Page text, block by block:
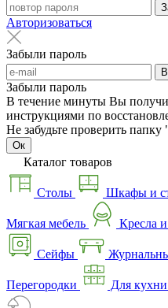
Авторизоваться
Забыли пароль
Забыли пароль
В течение минуты Вы
инструкциями по
Не забудьте проверить
Ок
Каталог товаров
Столы Шкафы и
Мягкая мебель Кресла и
Сейфы
Перегородки Для кухни